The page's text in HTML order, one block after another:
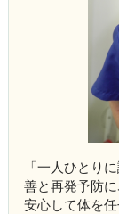
「一人ひとり
善と再発予防
安心して体を